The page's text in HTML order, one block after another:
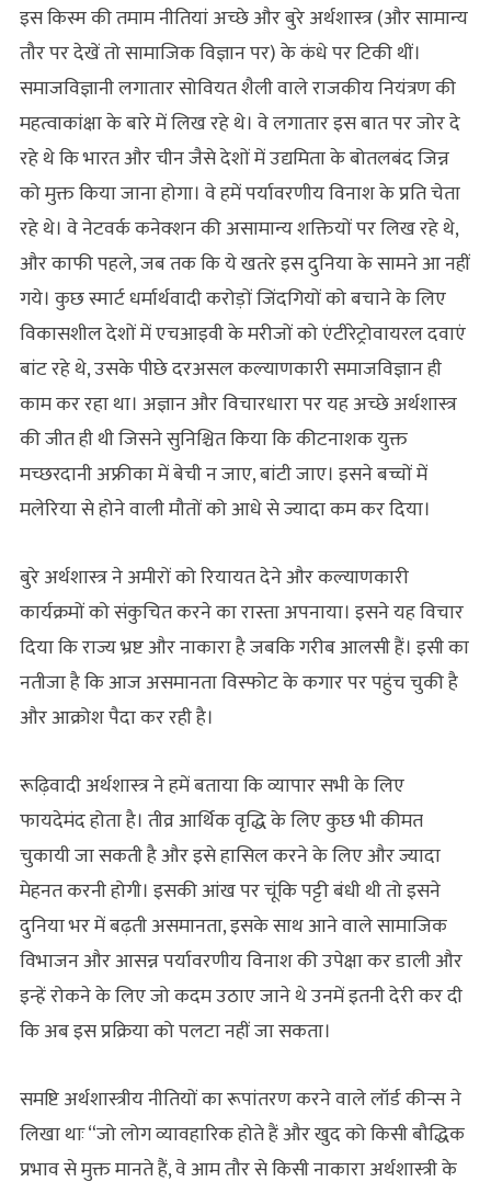
इस किस्म की तमाम नीतियां अच्छे और बुरे अर्थशास्त्र (और सामान्य
तौर पर देखें तो सामाजिक विज्ञान पर) के कंधे पर टिकी थीं।
समाजविज्ञानी लगातार सोवियत शैली वाले राजकीय नियंत्रण की
महत्वाकांक्षा के बारे में लिख रहे थे। वे लगातार इस बात पर जोर दे
रहे थे कि भारत और चीन जैसे देशों में उद्यमिता के बोतलबंद जिन्न
को मुक्त किया जाना होगा। वे हमें पर्यावरणीय विनाश के प्रति चेता
रहे थे। वे नेटवर्क कनेक्शन की असामान्य शक्तियों पर लिख रहे थे,
और काफी पहले, जब तक कि ये खतरे इस दुनिया के सामने आ नहीं
गये। कुछ स्मार्ट धर्मार्थवादी करोड़ों जिंदगियों को बचाने के लिए
विकासशील देशों में एचआइवी के मरीजों को एंटीरेट्रोवायरल दवाएं
बांट रहे थे, उसके पीछे दरअसल कल्याणकारी समाजविज्ञान ही
काम कर रहा था। अज्ञान और विचारधारा पर यह अच्छे अर्थशास्त्र
की जीत ही थी जिसने सुनिश्चित किया कि कीटनाशक युक्त
मच्छरदानी अफ्रीका में बेची न जाए, बांटी जाए। इसने बच्चों में
मलेरिया से होने वाली मौतों को आधे से ज्यादा कम कर दिया।
बुरे अर्थशास्त्र ने अमीरों को रियायत देने और कल्याणकारी
कार्यक्रमों को संकुचित करने का रास्ता अपनाया। इसने यह विचार
दिया कि राज्य भ्रष्ट और नाकारा है जबकि गरीब आलसी हैं। इसी का
नतीजा है कि आज असमानता विस्फोट के कगार पर पहुंच चुकी है
और आक्रोश पैदा कर रही है।
रूढ़िवादी अर्थशास्त्र ने हमें बताया कि व्यापार सभी के लिए
फायदेमंद होता है। तीव्र आर्थिक वृद्धि के लिए कुछ भी कीमत
चुकायी जा सकती है और इसे हासिल करने के लिए और ज्यादा
मेहनत करनी होगी। इसकी आंख पर चूंकि पट्टी बंधी थी तो इसने
दुनिया भर में बढ़ती असमानता, इसके साथ आने वाले सामाजिक
विभाजन और आसन्न पर्यावरणीय विनाश की उपेक्षा कर डाली और
इन्हें रोकने के लिए जो कदम उठाए जाने थे उनमें इतनी देरी कर दी
कि अब इस प्रक्रिया को पलटा नहीं जा सकता।
समष्टि अर्थशास्त्रीय नीतियों का रूपांतरण करने वाले लॉर्ड कीन्स ने
लिखा थाः “जो लोग व्यावहारिक होते हैं और खुद को किसी बौद्धिक
प्रभाव से मुक्त मानते हैं, वे आम तौर से किसी नाकारा अर्थशास्त्री के